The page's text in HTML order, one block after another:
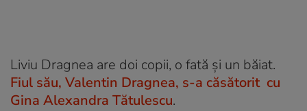
Liviu Dragnea are doi copii, o fată și un băiat.
Fiul său, Valentin Dragnea, s-a căsătorit cu
Gina Alexandra Tătulescu.